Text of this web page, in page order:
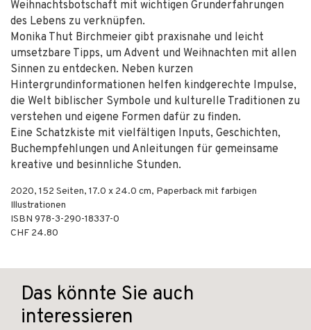
Weihnachtsbotschaft mit wichtigen Grunderfahrungen
des Lebens zu verknüpfen.
Monika Thut Birchmeier gibt praxisnahe und leicht
umsetzbare Tipps, um Advent und Weihnachten mit allen
Sinnen zu entdecken. Neben kurzen
Hintergrundinformationen helfen kindgerechte Impulse,
die Welt biblischer Symbole und kulturelle Traditionen zu
verstehen und eigene Formen dafür zu finden.
Eine Schatzkiste mit vielfältigen Inputs, Geschichten,
Buchempfehlungen und Anleitungen für gemeinsame
kreative und besinnliche Stunden.
2020, 152 Seiten, 17.0 x 24.0 cm, Paperback mit farbigen
Illustrationen
ISBN 978-3-290-18337-0
CHF 24.80
Das könnte Sie auch
interessieren